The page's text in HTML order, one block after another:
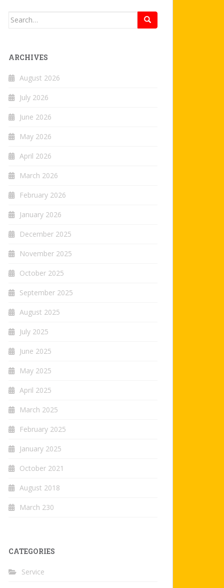
Search
ARCHIVES
August 2026
July 2026
June 2026
May 2026
April 2026
March 2026
February 2026
January 2026
December 2025
November 2025
October 2025
September 2025
August 2025
July 2025
June 2025
May 2025
April 2025
March 2025
February 2025
January 2025
October 2021
August 2018
March 230
CATEGORIES
Service